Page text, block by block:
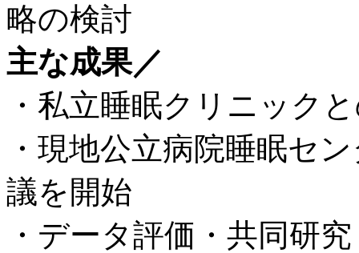
略の検討
主な成果／
・私立睡眠クリニック
・現地公立病院睡眠セ
議を開始
・データ評価・共同研